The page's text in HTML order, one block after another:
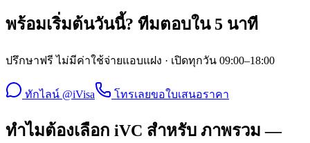
พร้อมเริ่มต้นวันนี้? ทีมตอบใน 5 นาที
ปรึกษาฟรี ไม่มีค่าใช้จ่ายแอบแฝง · เปิดทุกวัน 09:00–18:00
ทักไลน์ @iVisa โทรเลยขอใบเสนอราคา
ทำไมต้องเลือก iVC สำหรับ ภาพรวม —